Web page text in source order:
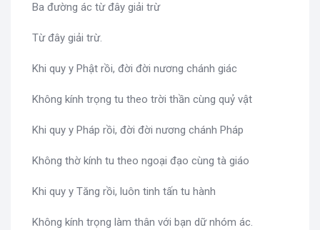
Ba đường ác từ đây giải trừ
Từ đây giải trừ.
Khi quy y Phật rồi, đời đời nương chánh giác
Không kính trọng tu theo trời thần cùng quỷ vật
Khi quy y Pháp rồi, đời đời nương chánh Pháp
Không thờ kính tu theo ngoại đạo cùng tà giáo
Khi quy y Tăng rồi, luôn tinh tấn tu hành
Không kính trọng làm thân với bạn dữ nhóm ác.